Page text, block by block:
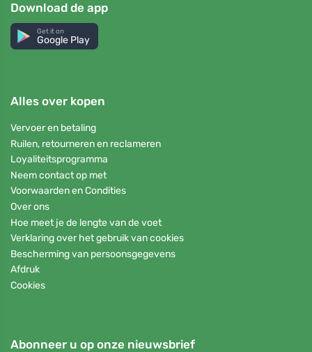
Download de app
Get it on
Google Play
Alles over kopen
Vervoer en betaling
Ruilen, retourneren en reclameren
Loyaliteitsprogramma
Neem contact op met
Voorwaarden en Condities
Over ons
Hoe meet je de lengte van de voet
Verklaring over het gebruik van cookies
Bescherming van persoonsgegevens
Afdruk
Cookies
Abonneer u op onze nieuwsbrief